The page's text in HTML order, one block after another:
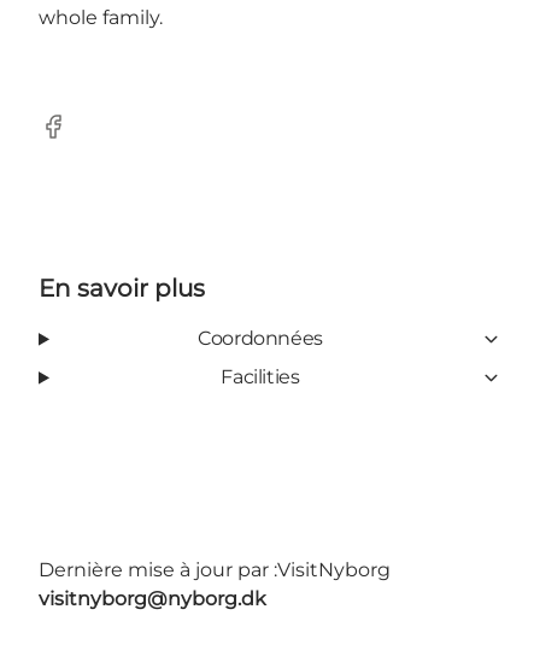
whole family.
Facebook
En savoir plus
Coordonnées
Facilities
Dernière mise à jour par :VisitNyborg
visitnyborg@nyborg.dk